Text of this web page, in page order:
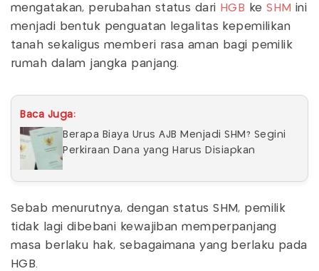
mengatakan, perubahan status dari HGB keSHM ini
menjadi bentuk penguatan legalitas kepemilikan
tanah sekaligus memberi rasa aman bagi pemilik
rumah dalam jangka panjang.
Baca Juga:
Berapa Biaya Urus AJB Menjadi SHM? Segini
Perkiraan Dana yang Harus Disiapkan
Sebab menurutnya, dengan status SHM, pemilik
tidak lagi dibebani kewajiban memperpanjang
masa berlaku hak, sebagaimana yang berlaku pada
HGB.